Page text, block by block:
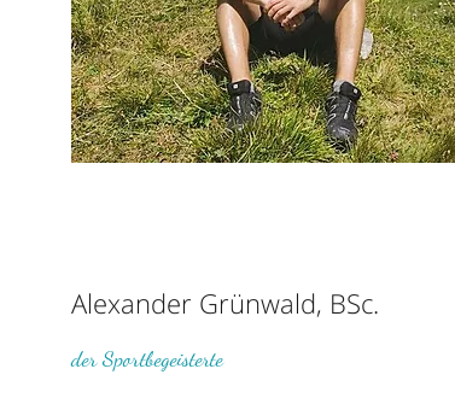
Alexander Grünwald, BSc.
der Sportbegeisterte